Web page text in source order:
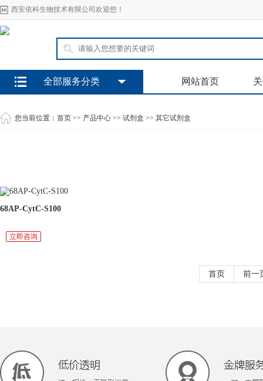
西安依科生物技术有限公司欢迎您！
网站首页
全部服务分类
您当前位置： 首页 >> 产品中心 >> 试剂盒 >> 其它试剂盒
68AP-CytC-S100
立即咨询
首页 前一